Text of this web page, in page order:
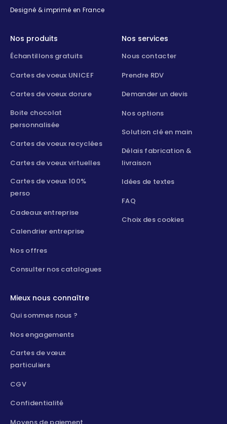
Designé & imprimé en France
Nos produits
Échantillons gratuits
Cartes de voeux UNICEF
Cartes de voeux dorure
Boite chocolat
personnalisée
Cartes de voeux recyclées
Cartes de voeux virtuelles
Cartes de voeux 100%
perso
Cadeaux entreprise
Calendrier entreprise
Nos offres
Consulter nos catalogues
Nos services
Nous contacter
Prendre RDV
Demander un devis
Nos options
Solution clé en main
Délais fabrication &
livraison
Idées de textes
FAQ
Choix des cookies
Mieux nous connaître
Qui sommes nous ?
Nos engagements
Cartes de vœux
particuliers
CGV
Confidentialité
Moyens de paiement